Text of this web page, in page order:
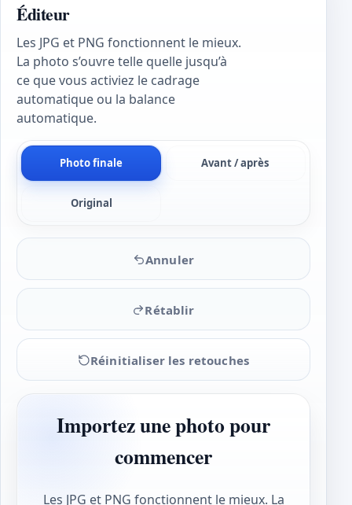
Éditeur
Les JPG et PNG fonctionnent le mieux.
La photo s’ouvre telle quelle jusqu’à
ce que vous activiez le cadrage
automatique ou la balance
automatique.
Photo finale Avant / après
Original
Annuler
Rétablir
Réinitialiser les retouches
Importez une photo pour
commencer
Les JPG et PNG fonctionnent le mieux. La